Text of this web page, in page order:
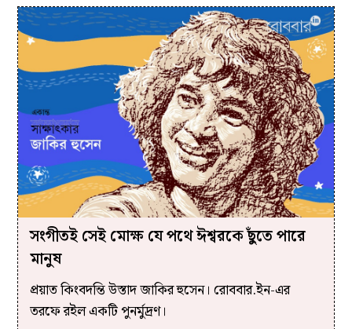
সংগীতই সেই মোক্ষ যে পথে ঈশ্বরকে ছুঁতে পারে
মানুষ
প্রয়াত কিংবদন্তি উস্তাদ জাকির হুসেন। রোববার.ইন-এর
তরফে রইল একটি পুনর্মুদ্রণ।